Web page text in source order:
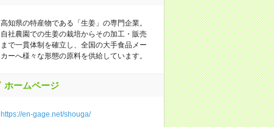
高知県の特産物である「生姜」の専門企業。
自社農園での生姜の栽培からその加工・販売
まで一貫体制を確立し、全国の大手食品メー
カーへ様々な形態の原料を供給しています。
ホームページ
https://en-gage.net/shouga/